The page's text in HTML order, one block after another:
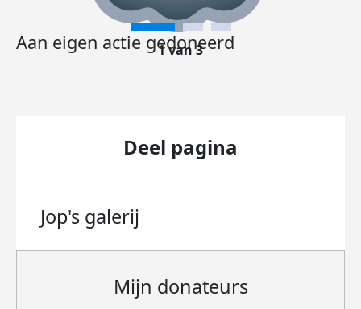
Aan eigen actie gedoneerd
1 van 3
Deel pagina
Jop's galerij
Mijn donateurs